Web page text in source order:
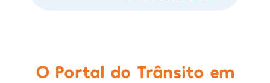
O Portal do Trânsito em